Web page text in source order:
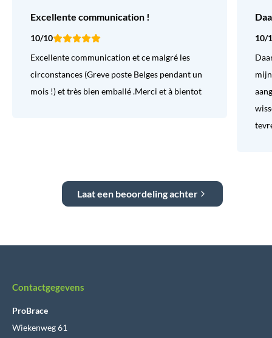
Excellente communication !
10/10
Excellente communication et ce malgré les
circonstances (Greve poste Belges pendant un
mois !) et très bien emballé .Merci et à bientot
10/
Laat een beoordeling achter
Contactgegevens
ProBrace
Wiekenweg 61